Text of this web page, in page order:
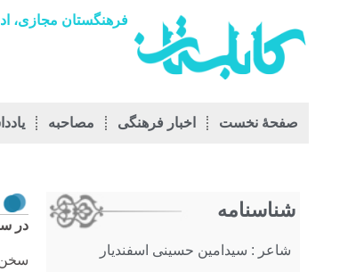
فرهنگستان مجازی،
صفحۀ نخست اخبار فرهنگی مصاحبه
در
سخن
شناسنامه
شاعر : سیدامین حسینی اسفندیار